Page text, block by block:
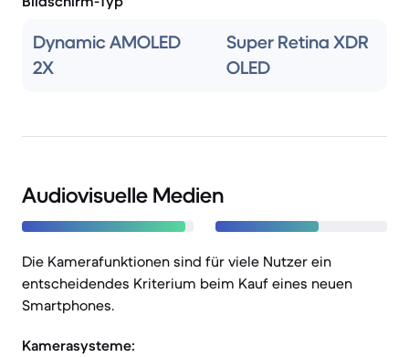
Dynamic AMOLED
2X
Super Retina XDR
OLED
Audiovisuelle Medien
Die Kamerafunktionen sind für viele Nutzer ein
entscheidendes Kriterium beim Kauf eines neuen
Smartphones.
Kamerasysteme: